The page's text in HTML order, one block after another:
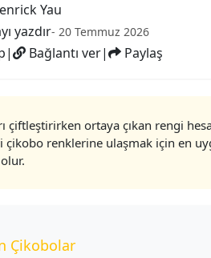
Yau
yazdır- 20 Temmuz 2026
| Bağlantı ver| Paylaş
çiftleştirirken ortaya çıkan rengi
çikobo renklerine ulaşmak için en
Çikobolar